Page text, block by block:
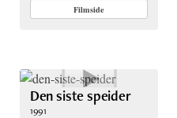
Filmside
Den siste speider
1991